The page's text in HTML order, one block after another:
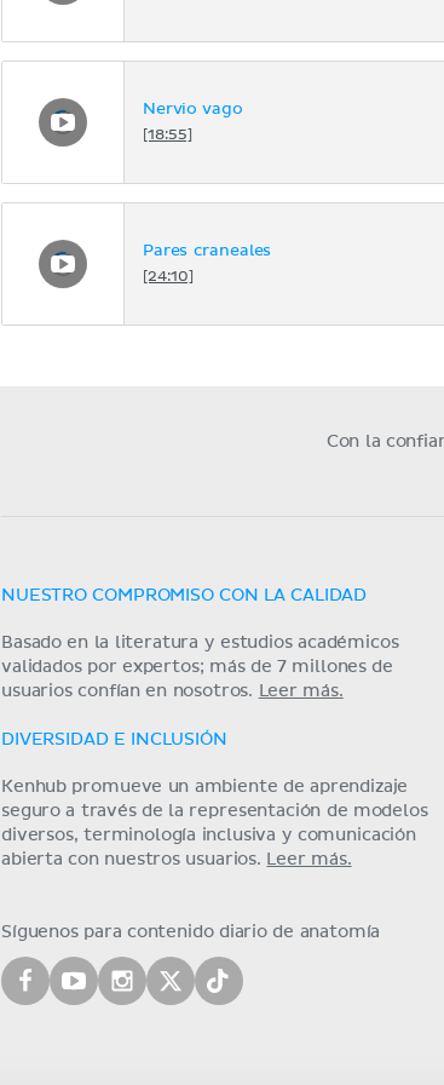
Nervio vago
[18:55]
Pares craneales
[24:10]
Con la
NUESTRO COMPROMISO CON LA CALIDAD
Basado en la literatura y estudios académicos
validados por expertos; más de 7 millones de
usuarios confían en nosotros.
Leer más.
DIVERSIDAD E INCLUSIÓN
Kenhub promueve un ambiente de aprendizaje
seguro a través de la representación de modelos
diversos, terminología inclusiva y comunicación
abierta con nuestros usuarios.
Leer más.
Síguenos para contenido diario de anatomía